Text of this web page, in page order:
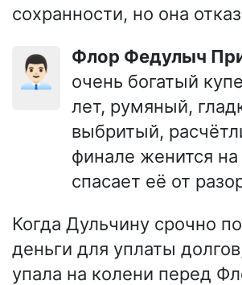
сохранности, но она
👨🏻‍💼 Флор Федулыч
очень богатый
лет, румяный,
выбритый,
финале женится
спасает её от
Когда Дульчину срочно
деньги для уплаты
упала на колени перед